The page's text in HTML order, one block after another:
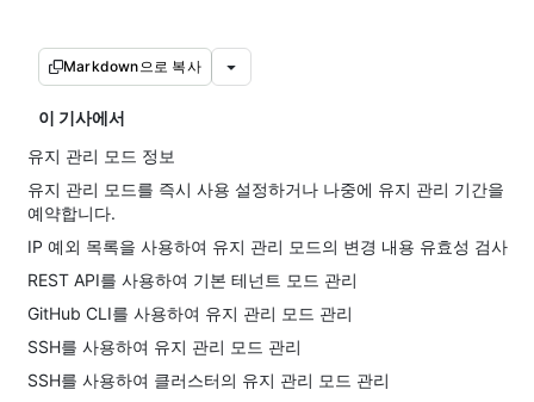
Markdown으로 복사
이 기사에서
유지 관리 모드 정보
유지 관리 모드를 즉시 사용 설정하거나 나중에 유지 관리 기간을
예약합니다.
IP 예외 목록을 사용하여 유지 관리 모드의 변경 내용 유효성 검사
REST API를 사용하여 기본 테넌트 모드 관리
GitHub CLI를 사용하여 유지 관리 모드 관리
SSH를 사용하여 유지 관리 모드 관리
SSH를 사용하여 클러스터의 유지 관리 모드 관리